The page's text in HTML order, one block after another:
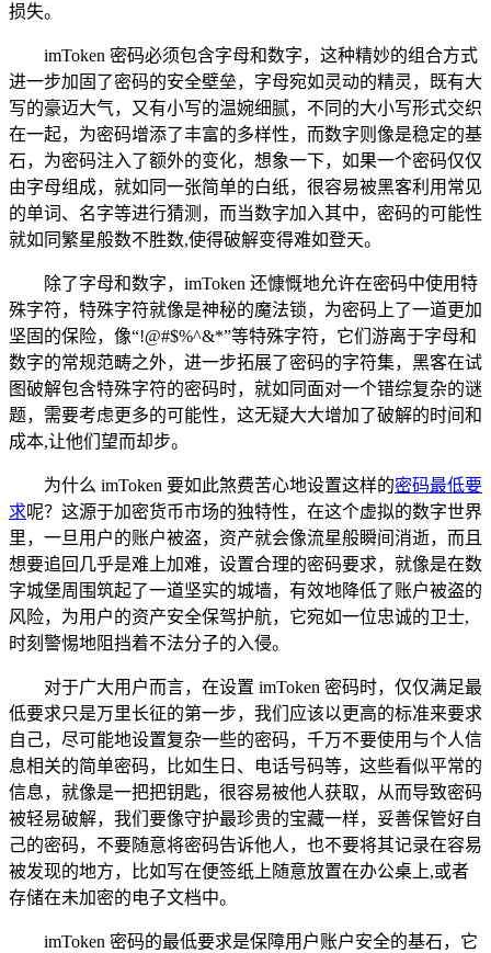
损失。
imToken 密码必须包含字母和数字，这种精妙的组合方式
进一步加固了密码的安全壁垒，字母宛如灵动的精灵，既有大
写的豪迈大气，又有小写的温婉细腻，不同的大小写形式交织
在一起，为密码增添了丰富的多样性，而数字则像是稳定的基
石，为密码注入了额外的变化，想象一下，如果一个密码仅仅
由字母组成，就如同一张简单的白纸，很容易被黑客利用常见
的单词、名字等进行猜测，而当数字加入其中，密码的可能性
就如同繁星般数不胜数,使得破解变得难如登天。
除了字母和数字，imToken 还慷慨地允许在密码中使用特
殊字符，特殊字符就像是神秘的魔法锁，为密码上了一道更加
坚固的保险，像“!@#$%^&*”等特殊字符，它们游离于字母和
数字的常规范畴之外，进一步拓展了密码的字符集，黑客在试
图破解包含特殊字符的密码时，就如同面对一个错综复杂的谜
题，需要考虑更多的可能性，这无疑大大增加了破解的时间和
成本,让他们望而却步。
为什么 imToken 要如此煞费苦心地设置这样的密码最低要
求呢？这源于加密货币市场的独特性，在这个虚拟的数字世界
里，一旦用户的账户被盗，资产就会像流星般瞬间消逝，而且
想要追回几乎是难上加难，设置合理的密码要求，就像是在数
字城堡周围筑起了一道坚实的城墙，有效地降低了账户被盗的
风险，为用户的资产安全保驾护航，它宛如一位忠诚的卫士,
时刻警惕地阻挡着不法分子的入侵。
对于广大用户而言，在设置 imToken 密码时，仅仅满足最
低要求只是万里长征的第一步，我们应该以更高的标准来要求
自己，尽可能地设置复杂一些的密码，千万不要使用与个人信
息相关的简单密码，比如生日、电话号码等，这些看似平常的
信息，就像是一把把钥匙，很容易被他人获取，从而导致密码
被轻易破解，我们要像守护最珍贵的宝藏一样，妥善保管好自
己的密码，不要随意将密码告诉他人，也不要将其记录在容易
被发现的地方，比如写在便签纸上随意放置在办公桌上,或者
存储在未加密的电子文档中。
imToken 密码的最低要求是保障用户账户安全的基石，它